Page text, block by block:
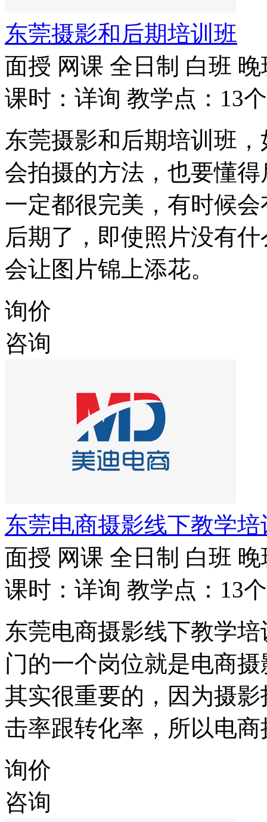
东莞摄影和后期培训班
面授 网课 全日制 白班 晚
课时：详询 教学点：13个
东莞摄影和后期培训班
会拍摄的方法，也要懂
一定都很完美，有时候
后期了，即使照片没有
会让图片锦上添花。
询价
咨询
东莞电商摄影线下教学培
面授 网课 全日制 白班 晚
课时：详询 教学点：13个
东莞电商摄影线下教学
门的一个岗位就是电商
其实很重要的，因为摄
击率跟转化率，所以电
询价
咨询